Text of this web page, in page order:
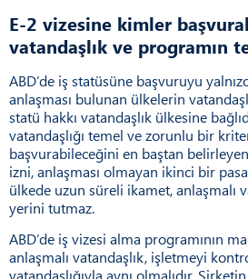
E-2 vizesine kimler
vatandaşlık ve programın
ABD’de iş statüsüne başvuruyu
anlaşması bulunan ülkelerin
statü hakkı vatandaşlık ülkesine
vatandaşlığı temel ve zorunlu bir
başvurabileceğini en baştan
izni, anlaşması olmayan ikinci bir
ülkede uzun süreli ikamet, anlaşmalı
yerini tutmaz.
ABD’de iş vizesi alma programının
anlaşmalı vatandaşlık, işletmeyi
vatandaşlığıyla aynı olmalıdır.